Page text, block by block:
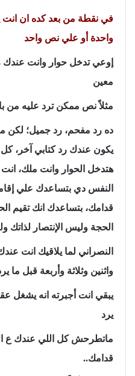
في نقطة من بعد كده ان
واحدة أو علي نص واحد
إوعي تدخل حوار وانت
معين
مثلاً نص ممكن ترد عليه من
ده رد مفحم، رد جميل؛ لكن
يكون عندك رد كتابي آخر،
هتدخل الحوار وانت ملك،
النفس دي بتساعدك علي
قدامك، بتساعدك انك تقيم
الحجة وليس الإنتصار لذاتك
النصراني لما يلاقيك انت
واثنين وثلاثة وأربعة قبل ما
يبقي انت أجبرته انه يشغل
يرد
ماتطرحش كل اللي عندك ع
قدامك..